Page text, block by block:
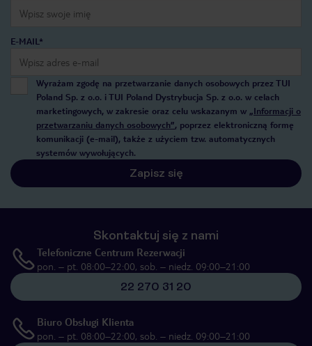
E-MAIL*
Wyrażam zgodę na przetwarzanie danych osobowych przez TUI
Poland Sp. z o.o. i TUI Poland Dystrybucja Sp. z o.o. w celach
marketingowych, w zakresie oraz celu wskazanym w „Informacji o
przetwarzaniu danych osobowych”, poprzez elektroniczną formę
komunikacji (e-mail), także z użyciem tzw. automatycznych
systemów wywołujących.
Zapisz się
Skontaktuj się z nami
Telefoniczne Centrum Rezerwacji
pon. – pt. 08:00–22:00, sob. – niedz. 09:00–21:00
22 270 31 20
Biuro Obsługi Klienta
pon. – pt. 08:00–22:00, sob. – niedz. 09:00–21:00